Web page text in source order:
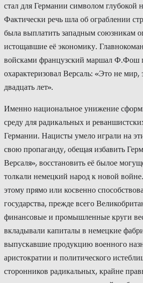
стал для Германии символом глубокой
Фактически речь шла об ограблении
была выплатить западным союзникам
истощавшие её экономику.
войсками французский маршал Ф.Фош
охарактеризовал Версаль: «Это не мир,
двадцать лет».
Именно национальное унижение
среду для радикальных и
Германии. Нацисты умело играли на
свою пропаганду, обещая избавить
Версаля», восстановить её былое
толкали немецкий народ к новой
этому прямо или косвенно
государства, прежде всего
финансовые и промышленные круги
вкладывали капиталы в немецкие
выпускавшие продукцию военного
аристократии и политического
сторонников радикальных, крайне